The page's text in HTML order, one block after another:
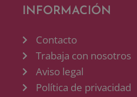
INFORMACIÓN
Contacto
Trabaja con nosotros
Aviso legal
Política de privacidad